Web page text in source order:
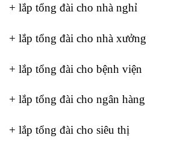
+ lắp tổng đài cho nhà nghỉ
+ lắp tổng đài cho nhà xưởng
+ lắp tổng đài cho bệnh viện
+ lắp tổng đài cho ngân hàng
+ lắp tổng đài cho siêu thị